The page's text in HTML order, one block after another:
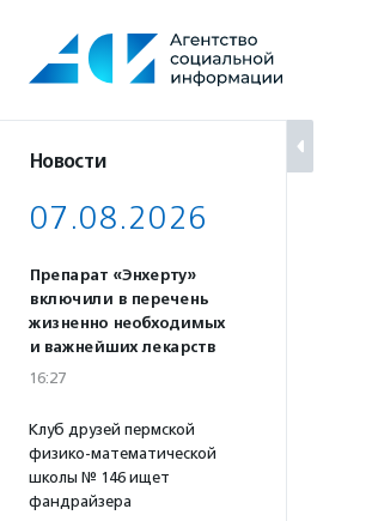
содержанию
Новости
07.08.2026
Препарат «Энхерту»
включили в перечень
жизненно необходимых
и важнейших лекарств
16:27
Клуб друзей пермской
физико-математической
школы № 146 ищет
фандрайзера